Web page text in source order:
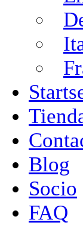
Blog
Socio
FAQ